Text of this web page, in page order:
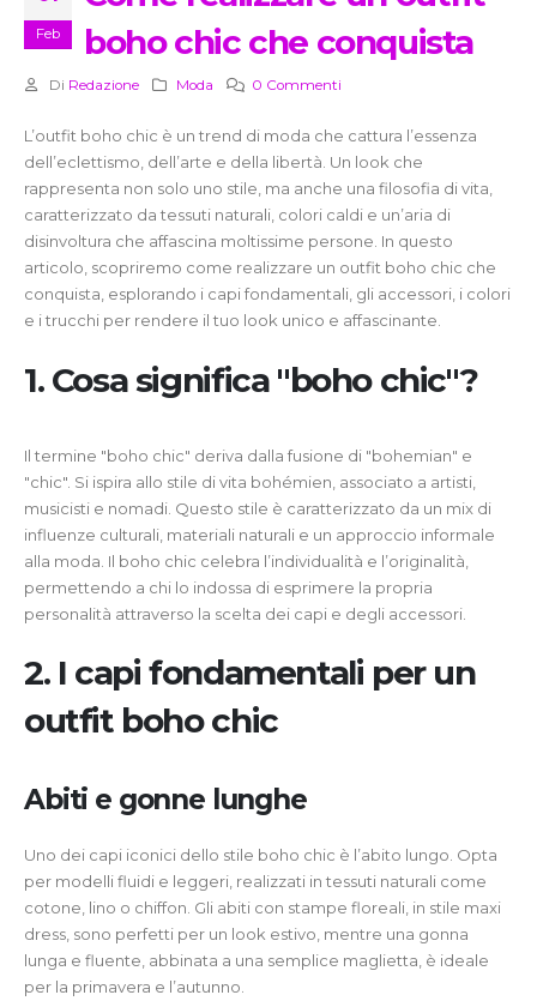
Feb
boho chic che conquista
Di Redazione Moda 0 Commenti
L’outfit boho chic è un trend di moda che cattura l’essenza
dell’eclettismo, dell’arte e della libertà. Un look che
rappresenta non solo uno stile, ma anche una filosofia di vita,
caratterizzato da tessuti naturali, colori caldi e un’aria di
disinvoltura che affascina moltissime persone. In questo
articolo, scopriremo come realizzare un outfit boho chic che
conquista, esplorando i capi fondamentali, gli accessori, i colori
e i trucchi per rendere il tuo look unico e affascinante.
1. Cosa significa "boho chic"?
Il termine "boho chic" deriva dalla fusione di "bohemian" e
"chic". Si ispira allo stile di vita bohémien, associato a artisti,
musicisti e nomadi. Questo stile è caratterizzato da un mix di
influenze culturali, materiali naturali e un approccio informale
alla moda. Il boho chic celebra l’individualità e l’originalità,
permettendo a chi lo indossa di esprimere la propria
personalità attraverso la scelta dei capi e degli accessori.
2. I capi fondamentali per un
outfit boho chic
Abiti e gonne lunghe
Uno dei capi iconici dello stile boho chic è l’abito lungo. Opta
per modelli fluidi e leggeri, realizzati in tessuti naturali come
cotone, lino o chiffon. Gli abiti con stampe floreali, in stile maxi
dress, sono perfetti per un look estivo, mentre una gonna
lunga e fluente, abbinata a una semplice maglietta, è ideale
per la primavera e l’autunno.